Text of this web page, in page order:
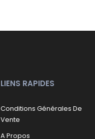
LIENS RAPIDES
Conditions Générales De
Vente
A Propos